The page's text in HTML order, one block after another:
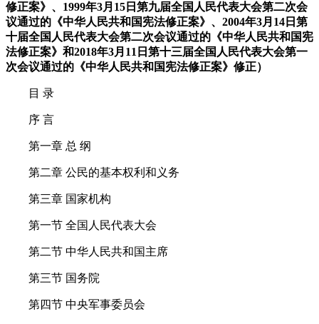
修正案》、 1999年3月 15 日第九届全国人民代表大会第二次会
议通过的《中华人民共和国宪法修正案》、 2004年3月 14 日第
十届全国人民代表大会第二次会议通过的《中华人民共和国宪
法修正案》和2018年3月 11 日第十三届全国人民代表大会第一
次会议通过的《中华人民共和国宪法修正案》修正）
目 录
序 言
第一章 总 纲
第二章 公民的基本权利和义务
第三章 国家机构
第一节 全国人民代表大会
第二节 中华人民共和国主席
第三节 国务院
第四节 中央军事委员会